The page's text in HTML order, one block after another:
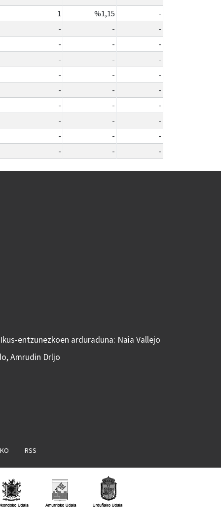
1 %1,15
-
- -
-
- -
-
- -
-
- -
-
- -
-
- -
-
- -
-
- -
-
- - -
entzunezkoen arduraduna: Naia Vallejo
Amrudin Drljo
RSS